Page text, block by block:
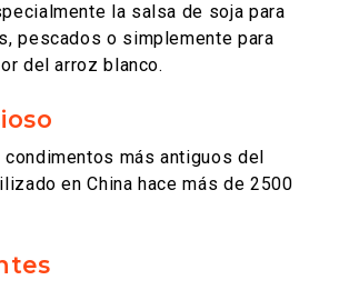
la salsa de soja para
pescados o simplemente para
del arroz blanco.
condimentos más antiguos del
en China hace más de 2500